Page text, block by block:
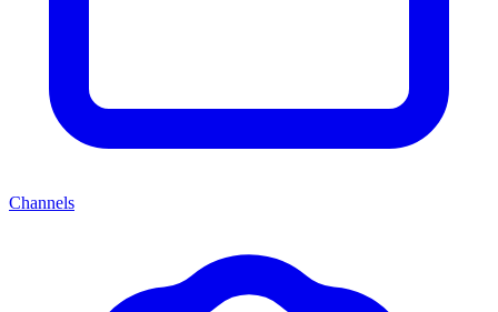
Channels